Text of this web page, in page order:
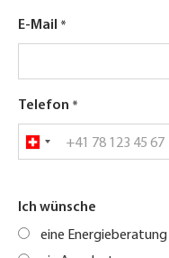
E-Mail
Telefon
Ich wünsche
eine Energieberatung